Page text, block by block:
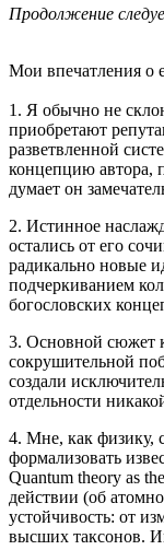
Продолжение
Мои впечатления о
1. Я обычно не
приобретают
разветвленной
концепцию автора,
думает он
2. Истинное
остались от его
радикально новые
подчеркиванием
богословских
3. Основной сюжет
сокрушительной
создали
отдельности
4. Мне, как физику,
формализовать
Quantum theory as
действии (об
устойчивость: от
высших таксонов.